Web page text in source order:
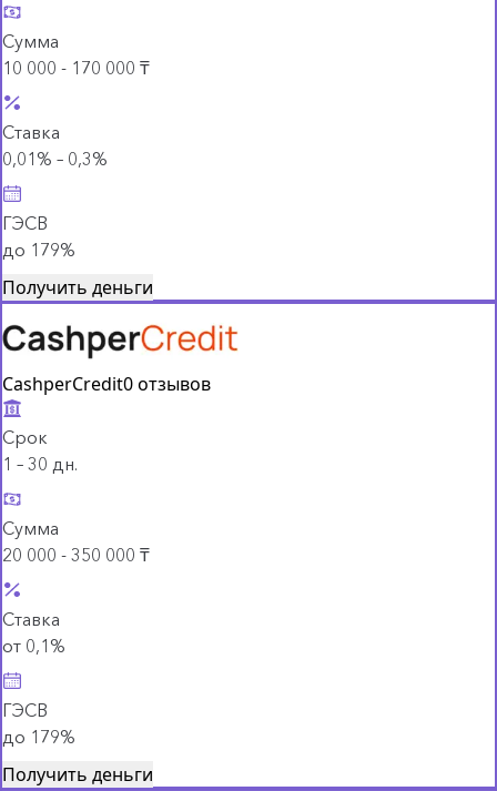
Сумма
10 000 - 170 000 ₸
Ставка
0,01% – 0,3%
ГЭСВ
до 179%
Получить деньги
CashperCredit0 отзывов
Срок
1 – 30 дн.
Сумма
20 000 - 350 000 ₸
Ставка
от 0,1%
ГЭСВ
до 179%
Получить деньги